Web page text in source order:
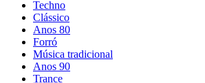
Techno
Clássico
Anos 80
Forró
Música tradicional
Anos 90
Trance